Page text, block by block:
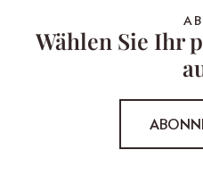
Wählen Sie Ihr